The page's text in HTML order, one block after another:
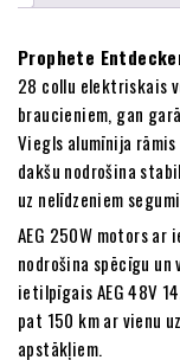
Prophete
28 collu elektriskais
braucieniem, gan
Viegls alumīnija
dakšu nodrošina
uz nelīdzeniem
AEG 250W motors ar
nodrošina spēcīgu
ietilpīgais AEG 48V
pat 150 km ar vienu
apstākļiem.